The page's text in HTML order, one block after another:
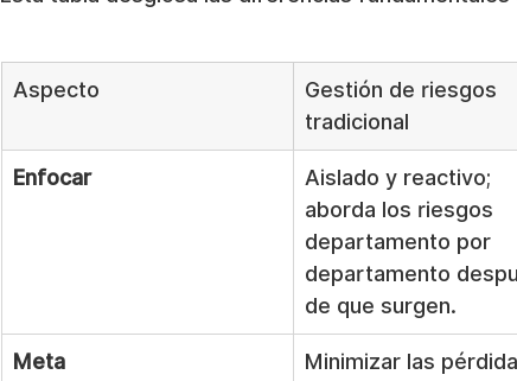
Aspecto
Gestión de riesgos
tradicional
Enfocar
Aislado y reactivo;
aborda los riesgos
departamento por
departamento
de que surgen.
Meta
Minimizar las